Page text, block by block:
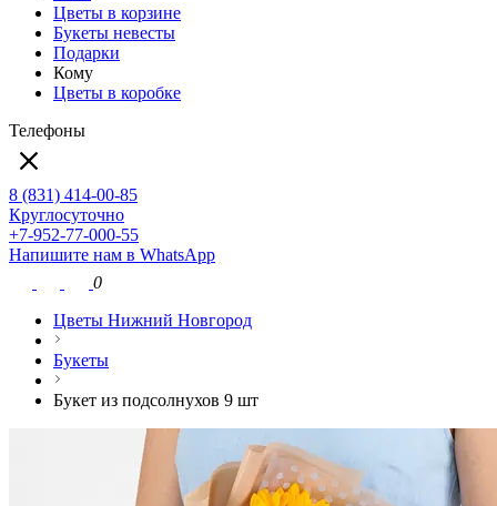
Цветы в корзине
Букеты невесты
Подарки
Кому
Цветы в коробке
Телефоны
8 (831) 414-00-85
Круглосуточно
+7-952-77-000-55
Напишите нам в WhatsApp
0
Цветы Нижний Новгород
Букеты
Букет из подсолнухов 9 шт